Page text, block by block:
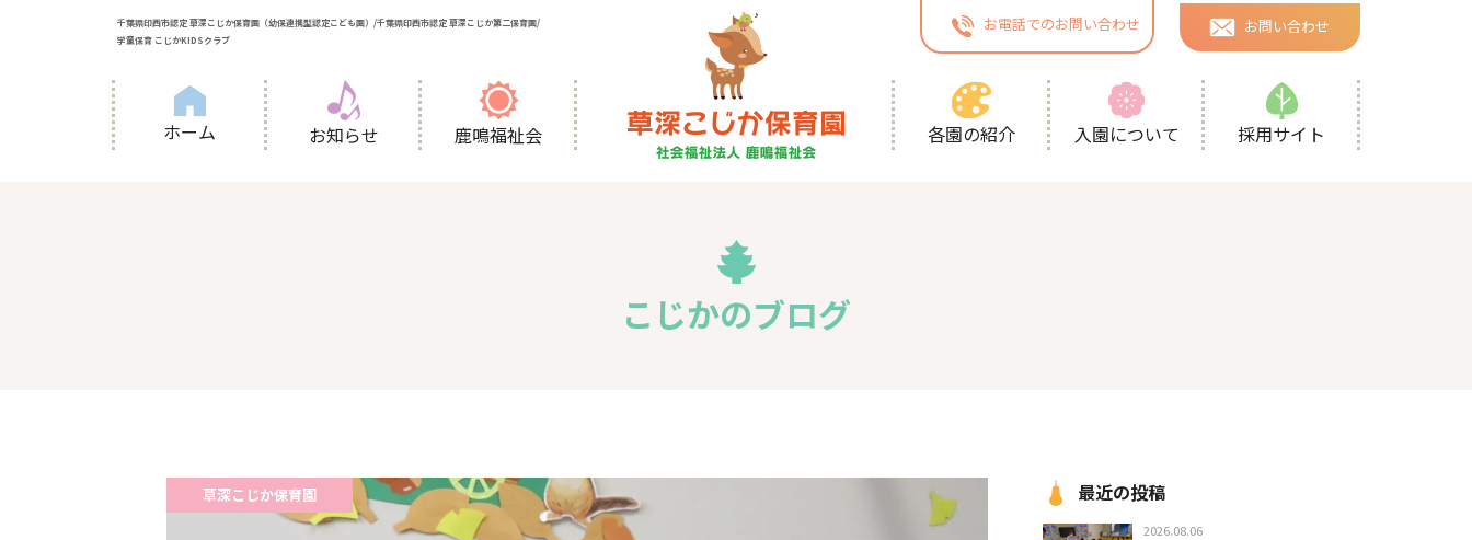
千葉県印西市認定 草深こじか保育園（幼保連携型認定こども園）/千葉県印西市認定 草深こじか第二保育園/
学童保育 こじかKIDSクラブ
お電話でのお問い合わせ お問い合わせ
ホーム お知らせ 鹿鳴福祉会 各園の紹介 入園について 採用サイト
こじかのブログ
子育て支援
草深こじか保育園 最近の投稿
2026.08.06